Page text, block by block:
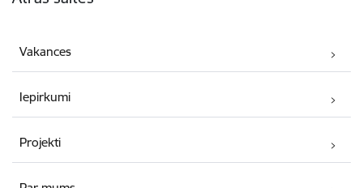
Vakances
Iepirkumi
Projekti